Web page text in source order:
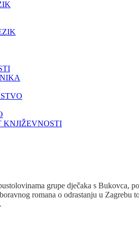
KNJIŽEVNOSTI
grupe dječaka s Bukovca,
romana o odrastanju u